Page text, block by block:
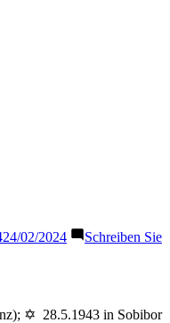
24/02/2024
Schreiben Sie
✡ 28.5.1943 in Sobibor